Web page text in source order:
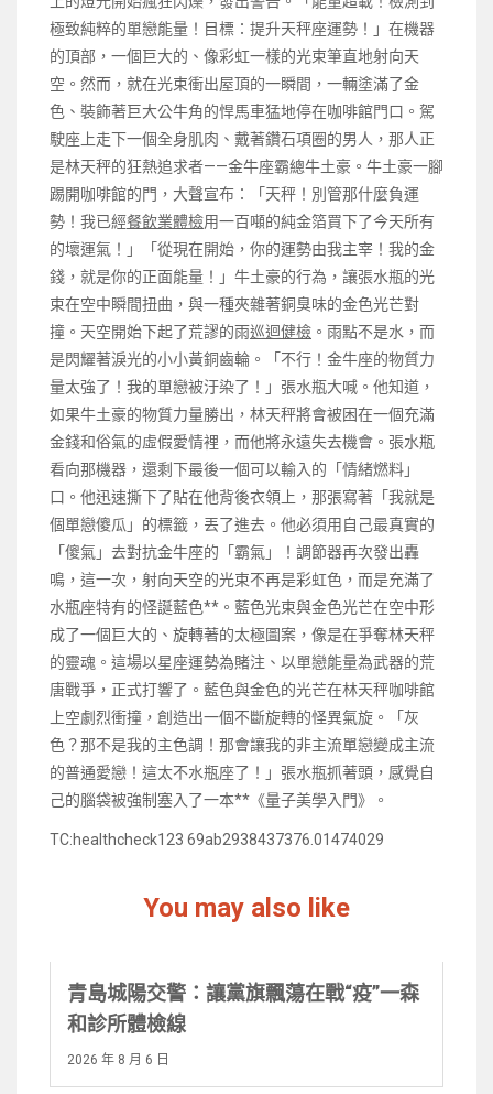
極致純粹的單戀能量！目標：提升天秤座運勢！」在機器
的頂部，一個巨大的、像彩虹一樣的光束筆直地射向天
空。然而，就在光束衝出屋頂的一瞬間，一輛塗滿了金
色、裝飾著巨大公牛角的悍馬車猛地停在咖啡館門口。駕
駛座上走下一個全身肌肉、戴著鑽石項圈的男人，那人正
是林天秤的狂熱追求者——金牛座霸總牛土豪。牛土豪一腳
踢開咖啡館的門，大聲宣布：「天秤！別管那什麼負運
勢！我已經餐飲業體檢用一百噸的純金箔買下了今天所有
的壞運氣！」「從現在開始，你的運勢由我主宰！我的金
錢，就是你的正面能量！」牛土豪的行為，讓張水瓶的光
束在空中瞬間扭曲，與一種夾雜著銅臭味的金色光芒對
撞。天空開始下起了荒謬的雨巡迴健檢 。雨點不是水，而
是閃耀著淚光的小小黃銅齒輪。「不行！金牛座的物質力
量太強了！我的單戀被汙染了！」張水瓶大喊。他知道，
如果牛土豪的物質力量勝出，林天秤將會被困在一個充滿
金錢和俗氣的虛假愛情裡，而他將永遠失去機會。張水瓶
看向那機器，還剩下最後一個可以輸入的「情緒燃料」
口。他迅速撕下了貼在他背後衣領上，那張寫著「我就是
個單戀傻瓜」的標籤，丟了進去。他必須用自己最真實的
「傻氣」去對抗金牛座的「霸氣」！調節器再次發出轟
鳴，這一次，射向天空的光束不再是彩虹色，而是充滿了
水瓶座特有的怪誕藍色**。藍色光束與金色光芒在空中形
成了一個巨大的、旋轉著的太極圖案，像是在爭奪林天秤
的靈魂。這場以星座運勢為賭注、以單戀能量為武器的荒
唐戰爭，正式打響了。藍色與金色的光芒在林天秤咖啡館
上空劇烈衝撞，創造出一個不斷旋轉的怪異氣旋。「灰
色？那不是我的主色調！那會讓我的非主流單戀變成主流
的普通愛戀！這太不水瓶座了！」張水瓶抓著頭，感覺自
己的腦袋被強制塞入了一本**《量子美學入門》。
TC:healthcheck123 69ab2938437376.01474029
You may also like
青島城陽交警：讓黨旗飄蕩在戰“疫”一森
和診所體檢線
2026 年 8 月 6 日